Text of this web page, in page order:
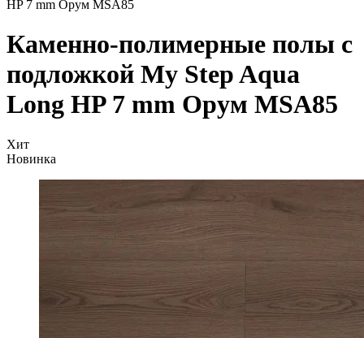
HP 7 mm Орум MSA85
Каменно-полимерные полы с
подложкой My Step Aqua
Long HP 7 mm Орум MSA85
Хит
Новинка